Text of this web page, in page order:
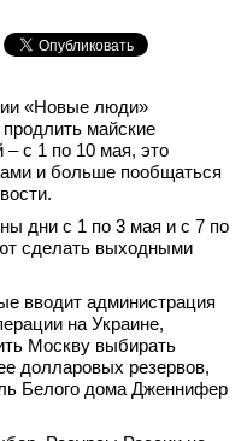
«Новые люди»
майские
– с 1 по 10 мая, это
и больше пообщаться
дни с 1 по 3 мая и с 7 по
сделать выходными
вводит администрация
на Украине,
Москву выбирать
долларовых резервов,
Белого дома Дженнифер